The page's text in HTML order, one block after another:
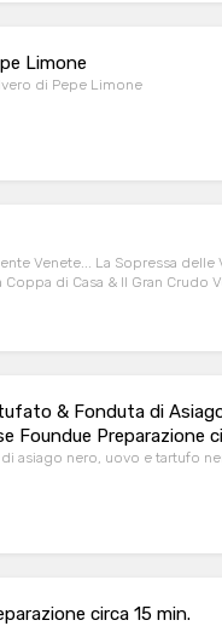
Limone
di Pepe Limone
Venete... La Sopressa delle
Coppa di Casa & Il Gran
& Fonduta di
Foundue Preparazione
asiago nero, uovo e tartufo
circa 15 min.